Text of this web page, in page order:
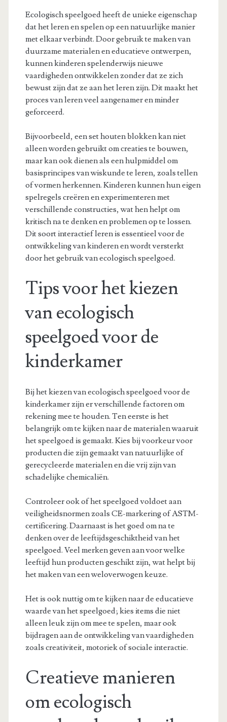
Ecologisch speelgoed heeft de unieke eigenschap
dat het leren en spelen op een natuurlijke manier
met elkaar verbindt. Door gebruik te maken van
duurzame materialen en educatieve ontwerpen,
kunnen kinderen spelenderwijs nieuwe
vaardigheden ontwikkelen zonder dat ze zich
bewust zijn dat ze aan het leren zijn. Dit maakt het
proces van leren veel aangenamer en minder
geforceerd.
Bijvoorbeeld, een set houten blokken kan niet
alleen worden gebruikt om creaties te bouwen,
maar kan ook dienen als een hulpmiddel om
basisprincipes van wiskunde te leren, zoals tellen
of vormen herkennen. Kinderen kunnen hun eigen
spelregels creëren en experimenteren met
verschillende constructies, wat hen helpt om
kritisch na te denken en problemen op te lossen.
Dit soort interactief leren is essentieel voor de
ontwikkeling van kinderen en wordt versterkt
door het gebruik van ecologisch speelgoed.
Tips voor het kiezen
van ecologisch
speelgoed voor de
kinderkamer
Bij het kiezen van ecologisch speelgoed voor de
kinderkamer zijn er verschillende factoren om
rekening mee te houden. Ten eerste is het
belangrijk om te kijken naar de materialen waaruit
het speelgoed is gemaakt. Kies bij voorkeur voor
producten die zijn gemaakt van natuurlijke of
gerecycleerde materialen en die vrij zijn van
schadelijke chemicaliën.
Controleer ook of het speelgoed voldoet aan
veiligheidsnormen zoals CE-markering of ASTM-
certificering. Daarnaast is het goed om na te
denken over de leeftijdsgeschiktheid van het
speelgoed. Veel merken geven aan voor welke
leeftijd hun producten geschikt zijn, wat helpt bij
het maken van een weloverwogen keuze.
Het is ook nuttig om te kijken naar de educatieve
waarde van het speelgoed; kies items die niet
alleen leuk zijn om mee te spelen, maar ook
bijdragen aan de ontwikkeling van vaardigheden
zoals creativiteit, motoriek of sociale interactie.
Creatieve manieren
om ecologisch